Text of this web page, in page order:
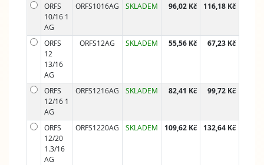
ORFS
10/16 1
AG
ORFS1016AG SKLADEM 96,02 Kč 116,18 Kč
ORFS
12
13/16
AG
ORFS12AG SKLADEM 55,56 Kč 67,23 Kč
ORFS
12/16 1
AG
ORFS1216AG SKLADEM 82,41 Kč 99,72 Kč
ORFS
12/20
1.3/16
AG
ORFS1220AG SKLADEM 109,62 Kč 132,64 Kč